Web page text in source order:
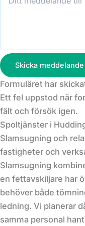
Skicka meddelande
Formuläret har
Ett fel uppstod när
fält och försök igen.
Spoltjänster i
Slamsugning och
fastigheter och
Slamsugning
en fettavskiljare har
behöver både
ledning. Vi planerar
samma personal